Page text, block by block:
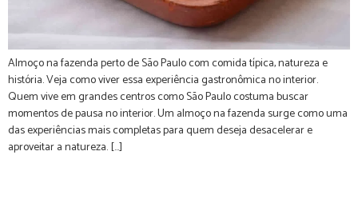
Almoço na fazenda perto de São Paulo com comida típica, natureza e
história. Veja como viver essa experiência gastronômica no interior.
Quem vive em grandes centros como São Paulo costuma buscar
momentos de pausa no interior. Um almoço na fazenda surge como uma
das experiências mais completas para quem deseja desacelerar e
aproveitar a natureza. […]